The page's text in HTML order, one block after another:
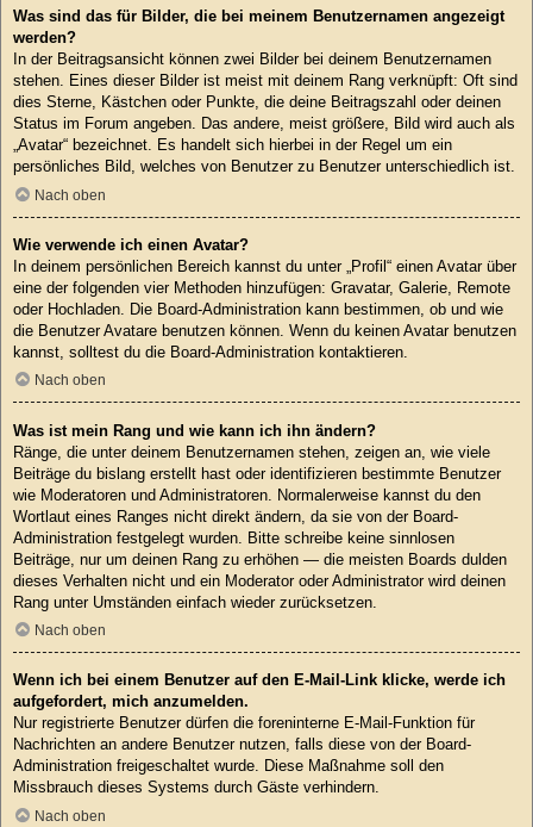
Was sind das für Bilder, die bei meinem Benutzernamen angezeigt
werden?
In der Beitragsansicht können zwei Bilder bei deinem Benutzernamen
stehen. Eines dieser Bilder ist meist mit deinem Rang verknüpft: Oft sind
dies Sterne, Kästchen oder Punkte, die deine Beitragszahl oder deinen
Status im Forum angeben. Das andere, meist größere, Bild wird auch als
„Avatar“ bezeichnet. Es handelt sich hierbei in der Regel um ein
persönliches Bild, welches von Benutzer zu Benutzer unterschiedlich ist.
Nach oben
Wie verwende ich einen Avatar?
In deinem persönlichen Bereich kannst du unter „Profil“ einen Avatar über
eine der folgenden vier Methoden hinzufügen: Gravatar, Galerie, Remote
oder Hochladen. Die Board-Administration kann bestimmen, ob und wie
die Benutzer Avatare benutzen können. Wenn du keinen Avatar benutzen
kannst, solltest du die Board-Administration kontaktieren.
Nach oben
Was ist mein Rang und wie kann ich ihn ändern?
Ränge, die unter deinem Benutzernamen stehen, zeigen an, wie viele
Beiträge du bislang erstellt hast oder identifizieren bestimmte Benutzer
wie Moderatoren und Administratoren. Normalerweise kannst du den
Wortlaut eines Ranges nicht direkt ändern, da sie von der Board-
Administration festgelegt wurden. Bitte schreibe keine sinnlosen
Beiträge, nur um deinen Rang zu erhöhen — die meisten Boards dulden
dieses Verhalten nicht und ein Moderator oder Administrator wird deinen
Rang unter Umständen einfach wieder zurücksetzen.
Nach oben
Wenn ich bei einem Benutzer auf den E-Mail-Link klicke, werde ich
aufgefordert, mich anzumelden.
Nur registrierte Benutzer dürfen die foreninterne E-Mail-Funktion für
Nachrichten an andere Benutzer nutzen, falls diese von der Board-
Administration freigeschaltet wurde. Diese Maßnahme soll den
Missbrauch dieses Systems durch Gäste verhindern.
Nach oben